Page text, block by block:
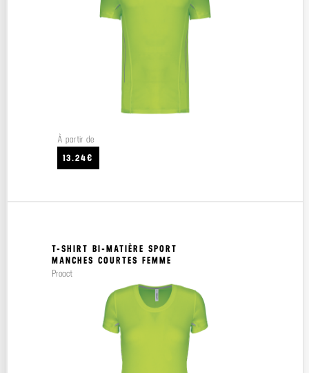
À partir de
13.24€
T-SHIRT BI-MATIÈRE SPORT
MANCHES COURTES FEMME
Proact